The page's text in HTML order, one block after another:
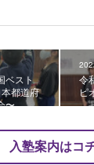
ベスト
都道府
〜
令
ピ
入塾案内はコ